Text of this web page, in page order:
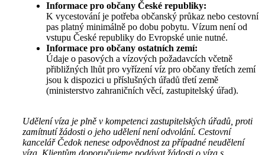
Informace pro občany České republiky:
K vycestování je potřeba občanský průkaz nebo cestovní
pas platný minimálně po dobu pobytu. Vízum není od
vstupu České republiky do Evropské unie nutné.
Informace pro občany ostatních zemí:
Údaje o pasových a vízových požadavcích včetně
přibližných lhůt pro vyřízení víz pro občany třetích zemí
jsou k dispozici u příslušných úřadů třetí země
(ministerstvo zahraničních věcí, zastupitelský úřad).
Udělení víza je plně v kompetenci zastupitelských úřadů, proti
zamítnutí žádosti o jeho udělení není odvolání. Cestovní
kancelář Čedok nenese odpovědnost za případné neudělení
víza. Klientům doporučujeme podávat žádosti o víza s